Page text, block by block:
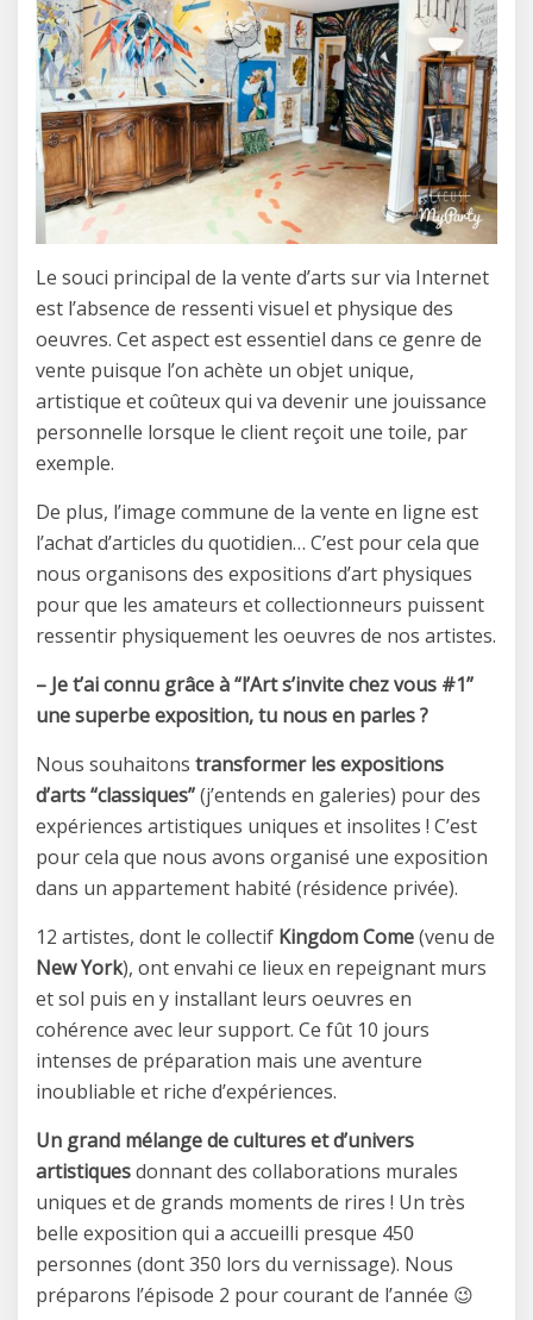
Le souci principal de la vente d’arts sur via Internet
est l’absence de ressenti visuel et physique des
oeuvres. Cet aspect est essentiel dans ce genre de
vente puisque l’on achète un objet unique,
artistique et coûteux qui va devenir une jouissance
personnelle lorsque le client reçoit une toile, par
exemple.
De plus, l’image commune de la vente en ligne est
l’achat d’articles du quotidien… C’est pour cela que
nous organisons des expositions d’art physiques
pour que les amateurs et collectionneurs puissent
ressentir physiquement les oeuvres de nos artistes.
– Je t’ai connu grâce à “l’Art s’invite chez vous #1”
une superbe exposition, tu nous en parles ?
Nous souhaitons transformer les expositions
d’arts “classiques”(j’entends en galeries) pour des
expériences artistiques uniques et insolites ! C’est
pour cela que nous avons organisé une exposition
dans un appartement habité (résidence privée).
12 artistes, dont le collectif Kingdom Come(venu de
New York), ont envahi ce lieux en repeignant murs
et sol puis en y installant leurs oeuvres en
cohérence avec leur support. Ce fût 10 jours
intenses de préparation mais une aventure
inoubliable et riche d’expériences.
Un grand mélange de cultures et d’univers
artistiquesdonnant des collaborations murales
uniques et de grands moments de rires ! Un très
belle exposition qui a accueilli presque 450
personnes (dont 350 lors du vernissage). Nous
préparons l’épisode 2 pour courant de l’année 😉